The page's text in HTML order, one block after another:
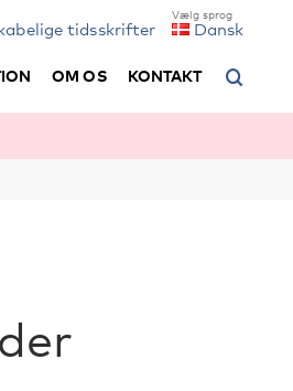
tidsskrifter Dansk
OM OS KONTAKT